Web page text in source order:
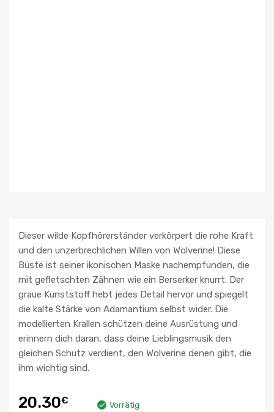
Dieser wilde Kopfhörerständer verkörpert die rohe Kraft
und den unzerbrechlichen Willen von Wolverine! Diese
Büste ist seiner ikonischen Maske nachempfunden, die
mit gefletschten Zähnen wie ein Berserker knurrt. Der
graue Kunststoff hebt jedes Detail hervor und spiegelt
die kalte Stärke von Adamantium selbst wider. Die
modellierten Krallen schützen deine Ausrüstung und
erinnern dich daran, dass deine Lieblingsmusik den
gleichen Schutz verdient, den Wolverine denen gibt, die
ihm wichtig sind.
20.30€ Vorrätig